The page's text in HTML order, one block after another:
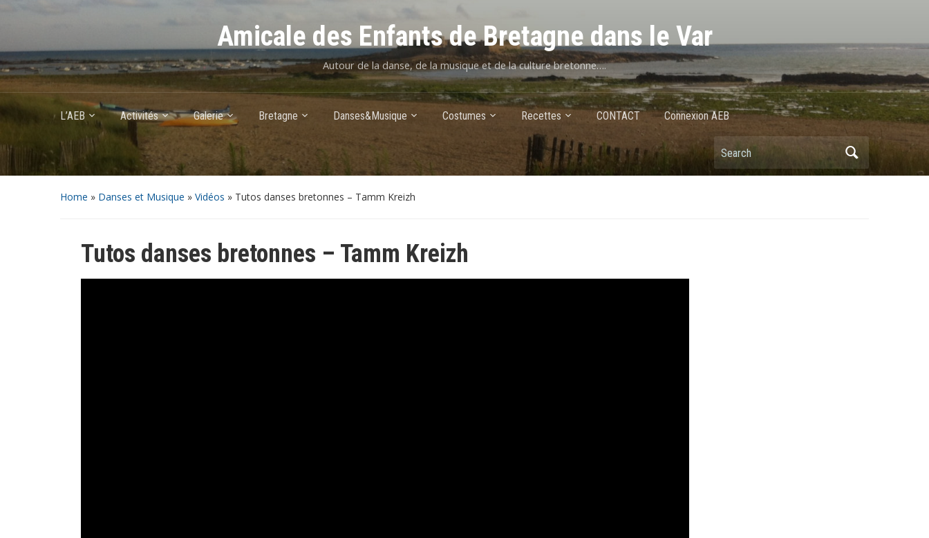
Amicale des Enfants de Bretagne dans le Var
Autour de la danse, de la musique et de la culture bretonne….
L’AEB Activités Galerie Bretagne Danses&Musique Costumes Recettes CONTACT Connexion AEB
Home » Danses et Musique » Vidéos » Tutos danses bretonnes – Tamm Kreizh
Tutos danses bretonnes – Tamm Kreizh